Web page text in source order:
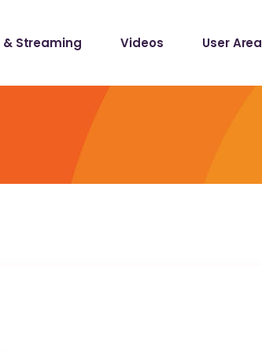
& Streaming Videos User Area